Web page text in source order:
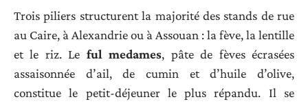
Trois piliers structurent la majorité des stands de rue
au Caire, à Alexandrie ou à Assouan : la fève, la lentille
et le riz. Le ful medames, pâte de fèves écrasées
assaisonnée d’ail, de cumin et d’huile d’olive,
constitue le petit-déjeuner le plus répandu. Il se